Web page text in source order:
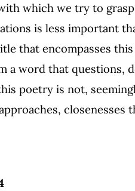
which we try to
is less important
that encompasses
a word that questions,
poetry is not,
closenesses